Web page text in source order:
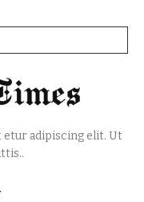
adipiscing elit. Ut